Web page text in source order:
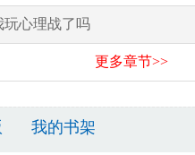
玩心理战了吗
更多章节>>
我的书架